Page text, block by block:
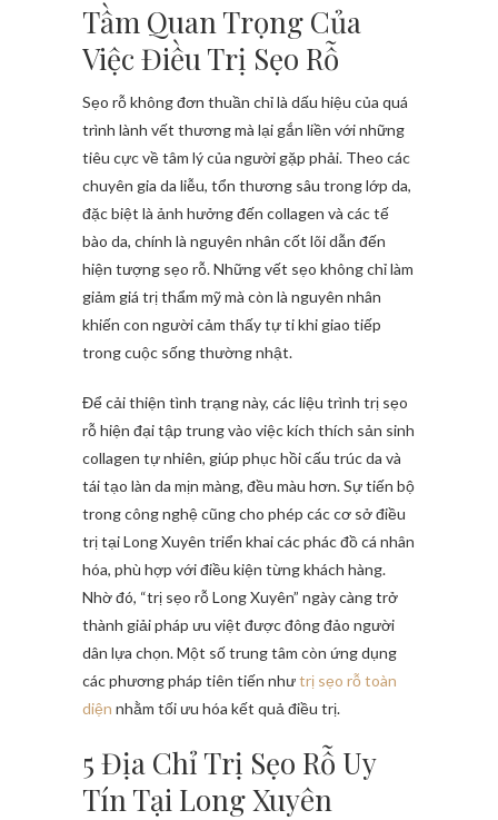
Tầm Quan Trọng Của
Việc Điều Trị Sẹo Rỗ
Sẹo rỗ không đơn thuần chỉ là dấu hiệu của quá
trình lành vết thương mà lại gắn liền với những
tiêu cực về tâm lý của người gặp phải. Theo các
chuyên gia da liễu, tổn thương sâu trong lớp da,
đặc biệt là ảnh hưởng đến collagen và các tế
bào da, chính là nguyên nhân cốt lõi dẫn đến
hiện tượng sẹo rỗ. Những vết sẹo không chỉ làm
giảm giá trị thẩm mỹ mà còn là nguyên nhân
khiến con người cảm thấy tự ti khi giao tiếp
trong cuộc sống thường nhật.
Để cải thiện tình trạng này, các liệu trình trị sẹo
rỗ hiện đại tập trung vào việc kích thích sản sinh
collagen tự nhiên, giúp phục hồi cấu trúc da và
tái tạo làn da mịn màng, đều màu hơn. Sự tiến bộ
trong công nghệ cũng cho phép các cơ sở điều
trị tại Long Xuyên triển khai các phác đồ cá nhân
hóa, phù hợp với điều kiện từng khách hàng.
Nhờ đó, “trị sẹo rỗ Long Xuyên” ngày càng trở
thành giải pháp ưu việt được đông đảo người
dân lựa chọn. Một số trung tâm còn ứng dụng
các phương pháp tiên tiến nhưtrị sẹo rỗ toàn
diện nhằm tối ưu hóa kết quả điều trị.
5 Địa Chỉ Trị Sẹo Rỗ Uy
Tín Tại Long Xuyên